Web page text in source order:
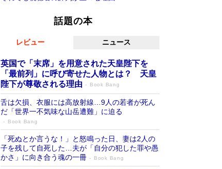
話題の本
レビュー ニュース
英国で「末席」を用意された天皇陛下を
「最前列」に呼び寄せた人物とは？ 天皇
陛下が尊敬される理由
Book Bang
舌は欠損、衣服には高放射線…9人の若者が死ん
だ「世界一不気味な山岳遭難」に迫る
Book Bang
「死ぬとか言うな！」と怒鳴った日、妻は2人の
子を残して自死した…夫が「自分の犯した罪や愚
かさ」に向き合う魂の一冊
Book Bang